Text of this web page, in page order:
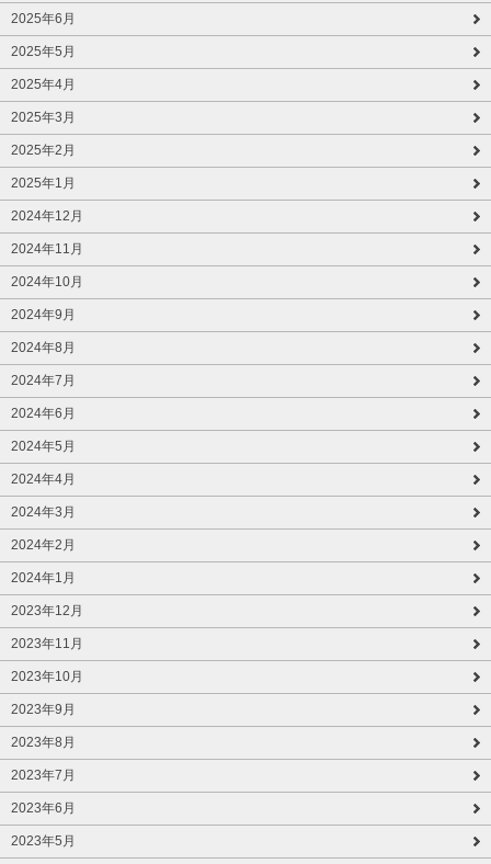
2025年6月
2025年5月
2025年4月
2025年3月
2025年2月
2025年1月
2024年12月
2024年11月
2024年10月
2024年9月
2024年8月
2024年7月
2024年6月
2024年5月
2024年4月
2024年3月
2024年2月
2024年1月
2023年12月
2023年11月
2023年10月
2023年9月
2023年8月
2023年7月
2023年6月
2023年5月